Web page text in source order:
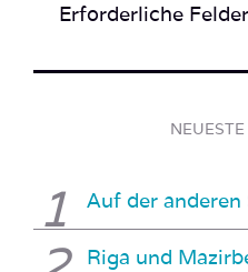
Erforderliche
Auf der
Riga und